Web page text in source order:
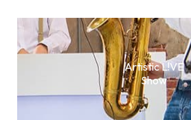
Artistic L!VE
Show